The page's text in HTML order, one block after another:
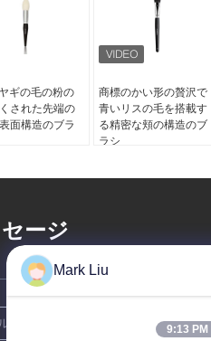
ギの毛の粉の
された先端の
面構造のブラ
商標のかい形の贅沢で
青いリスの毛を搭載す
る精密な頬の構造のブ
ラシ
ージ
Mark Liu
9:13 PM